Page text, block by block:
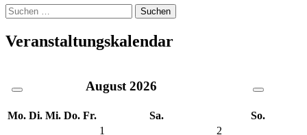
Suche
nach:
Veranstaltungskalendar
August 2026
Mo. Di. Mi. Do. Fr. Sa.
So.
1
2